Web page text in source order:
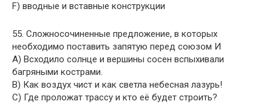
F) вводные и вставные конструкции
55. Сложносочиненные предложение, в которых
необходимо поставить запятую перед союзом И
A) Всходило солнце и вершины сосен вспыхивали
багряными кострами.
B) Как воздух чист и как светла небесная лазурь!
C) Где проложат трассу и кто её будет строить?